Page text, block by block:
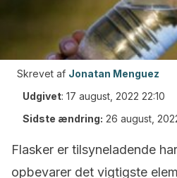
Skrevet af Jonatan Menguez
Udgivet: 17 august, 2022 22:10
Sidste ændring: 26 august,
Flasker er tilsyneladende
opbevarer det vigtigste